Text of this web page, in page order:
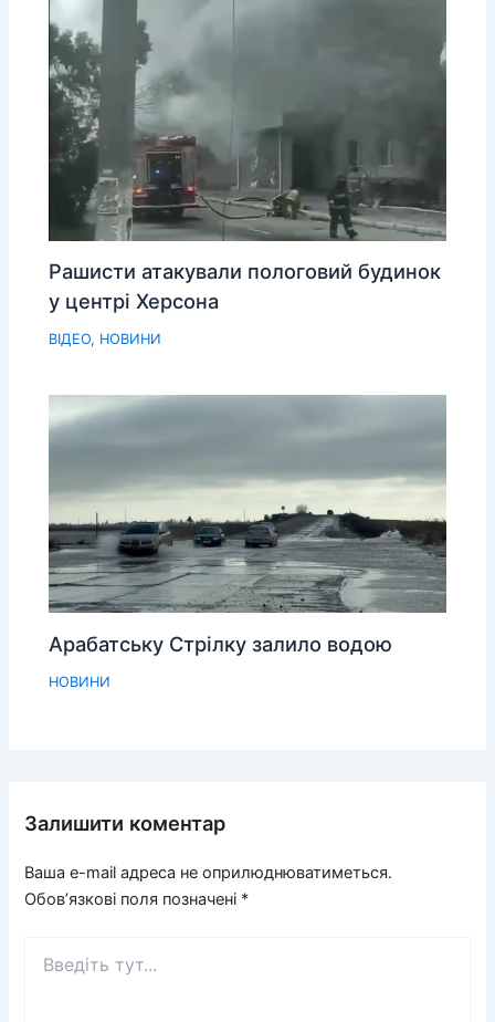
Рашисти атакували пологовий будинок
у центрі Херсона
ВІДЕО, НОВИНИ
Арабатську Стрілку залило водою
НОВИНИ
Залишити коментар
Ваша e-mail адреса не оприлюднюватиметься.
Обов’язкові поля позначені *
тут...